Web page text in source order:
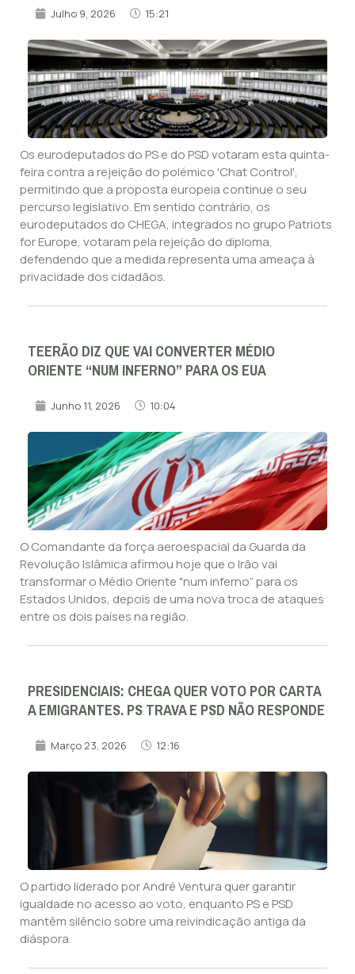
Julho 9, 2026 15:21
Os eurodeputados do PS e do PSD votaram esta quinta-
feira contra a rejeição do polémico 'Chat Control',
permitindo que a proposta europeia continue o seu
percurso legislativo. Em sentido contrário, os
eurodeputados do CHEGA, integrados no grupo Patriots
for Europe, votaram pela rejeição do diploma,
defendendo que a medida representa uma ameaça à
privacidade dos cidadãos.
TEERÃO DIZ QUE VAI CONVERTER MÉDIO
ORIENTE “NUM INFERNO” PARA OS EUA
Junho 11, 2026 10:04
O Comandante da força aeroespacial da Guarda da
Revolução Islâmica afirmou hoje que o Irão vai
transformar o Médio Oriente "num inferno” para os
Estados Unidos, depois de uma nova troca de ataques
entre os dois países na região.
PRESIDENCIAIS: CHEGA QUER VOTO POR CARTA
A EMIGRANTES. PS TRAVA E PSD NÃO RESPONDE
Março 23, 2026 12:16
O partido liderado por André Ventura quer garantir
igualdade no acesso ao voto, enquanto PS e PSD
mantêm silêncio sobre uma reivindicação antiga da
diáspora.